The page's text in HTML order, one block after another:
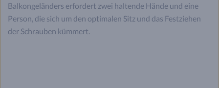
Balkongeländers erfordert zwei haltende Hände und eine
Person, die sich um den optimalen Sitz und das Festziehen
der Schrauben kümmert.